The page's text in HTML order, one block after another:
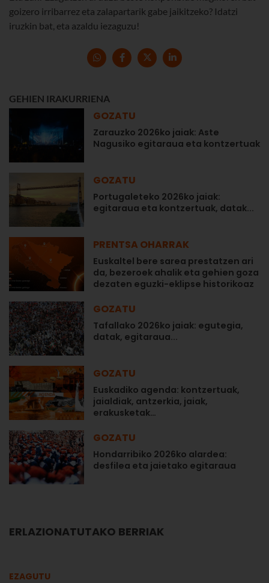
goizero irribarrez eta zalapartarik gabe jaikitzeko? Idatzi
iruzkin bat, eta azaldu iezaguzu!
GEHIEN IRAKURRIENA
GOZATU
Zarauzko 2026ko jaiak: Aste
Nagusiko egitaraua eta kontzertuak
GOZATU
Portugaleteko 2026ko jaiak:
egitaraua eta kontzertuak, datak...
PRENTSA OHARRAK
Euskaltel bere sarea prestatzen ari
da, bezeroek ahalik eta gehien goza
dezaten eguzki-eklipse historikoaz
GOZATU
Tafallako 2026ko jaiak: egutegia,
datak, egitaraua...
GOZATU
Euskadiko agenda: kontzertuak,
jaialdiak, antzerkia, jaiak,
erakusketak…
GOZATU
Hondarribiko 2026ko alardea:
desfilea eta jaietako egitaraua
ERLAZIONATUTAKO BERRIAK
EZAGUTU